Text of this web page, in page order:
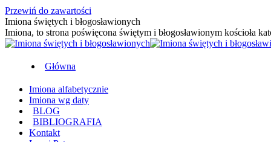
Przewiń do zawartości
Imiona świętych i błogosławionych
Imiona, to strona poświęcona świętym i błogosławionym kościoła
Główna
Imiona alfabetycznie
Imiona wg daty
BLOG
BIBLIOGRAFIA
Kontakt